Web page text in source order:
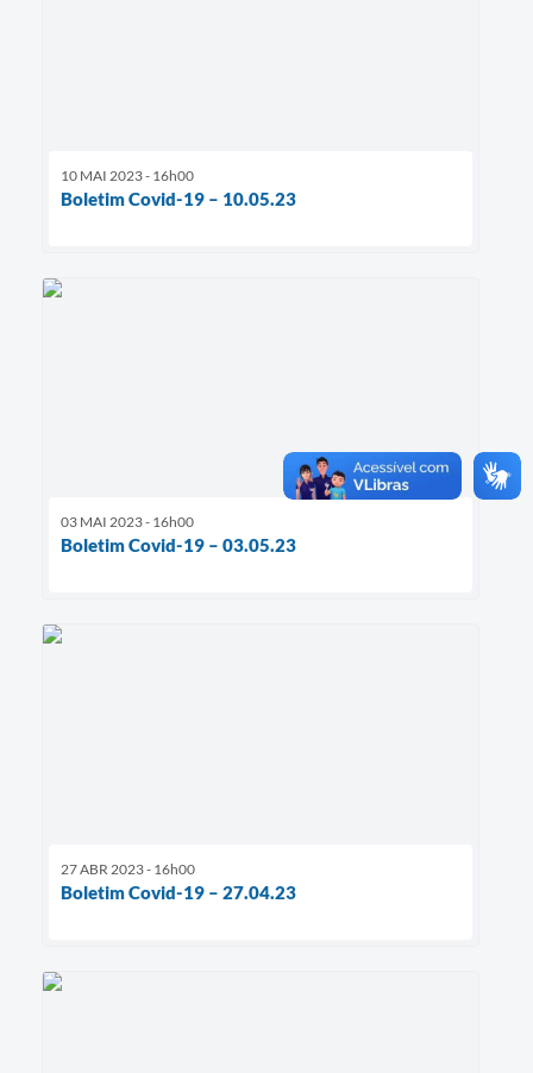
10 MAI 2023 - 16h00
Boletim Covid-19 – 10.05.23
03 MAI 2023 - 16h00
Boletim Covid-19 – 03.05.23
27 ABR 2023 - 16h00
Boletim Covid-19 – 27.04.23